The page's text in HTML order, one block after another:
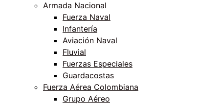
Armada Nacional
Fuerza Naval
Infantería
Aviación Naval
Fluvial
Fuerzas Especiales
Guardacostas
Fuerza Aérea Colombiana
Grupo Aéreo